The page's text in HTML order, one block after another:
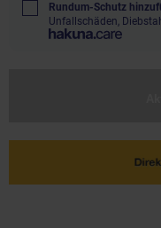
Rundum-Schutz
Unfallschäden,